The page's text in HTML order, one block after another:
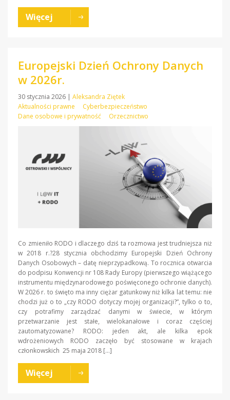
Więcej
Europejski Dzień Ochrony Danych
w 2026r.
30 stycznia 2026 | Aleksandra Ziętek
Aktualności prawne
Cyberbezpieczeństwo
Dane osobowe i prywatność
Orzecznictwo
Co zmieniło RODO i dlaczego dziś ta rozmowa jest trudniejsza niż
w 2018 r.?28 stycznia obchodzimy Europejski Dzień Ochrony
Danych Osobowych – datę nieprzypadkową. To rocznica otwarcia
do podpisu Konwencji nr 108 Rady Europy (pierwszego wiążącego
instrumentu międzynarodowego poświęconego ochronie danych).
W 2026 r. to święto ma inny ciężar gatunkowy niż kilka lat temu: nie
chodzi już o to „czy RODO dotyczy mojej organizacji?”, tylko o to,
czy potrafimy zarządzać danymi w świecie, w którym
przetwarzanie jest stałe, wielokanałowe i coraz częściej
zautomatyzowane? RODO: jeden akt, ale kilka epok
wdrożeniowych RODO zaczęło być stosowane w krajach
członkowskich 25 maja 2018 […]
Więcej